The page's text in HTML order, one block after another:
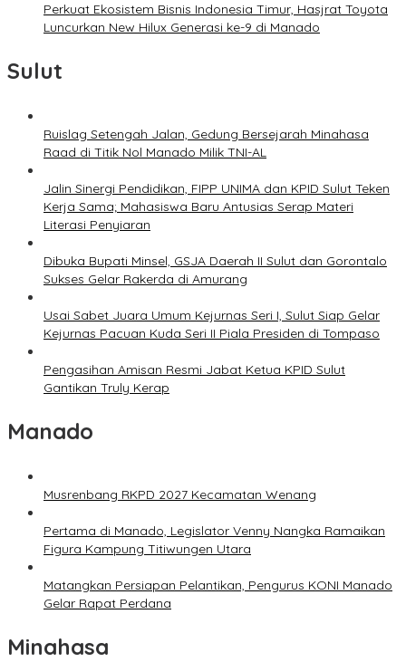
Perkuat Ekosistem Bisnis Indonesia Timur, Hasjrat Toyota
Luncurkan New Hilux Generasi ke-9 di Manado
Sulut
Ruislag Setengah Jalan, Gedung Bersejarah Minahasa
Raad di Titik Nol Manado Milik TNI-AL
Jalin Sinergi Pendidikan, FIPP UNIMA dan KPID Sulut Teken
Kerja Sama; Mahasiswa Baru Antusias Serap Materi
Literasi Penyiaran
Dibuka Bupati Minsel, GSJA Daerah II Sulut dan Gorontalo
Sukses Gelar Rakerda di Amurang
Usai Sabet Juara Umum Kejurnas Seri I, Sulut Siap Gelar
Kejurnas Pacuan Kuda Seri II Piala Presiden di Tompaso
Pengasihan Amisan Resmi Jabat Ketua KPID Sulut
Gantikan Truly Kerap
Manado
Musrenbang RKPD 2027 Kecamatan Wenang
Pertama di Manado, Legislator Venny Nangka Ramaikan
Figura Kampung Titiwungen Utara
Matangkan Persiapan Pelantikan, Pengurus KONI Manado
Gelar Rapat Perdana
Minahasa